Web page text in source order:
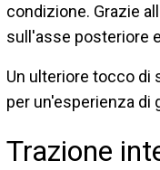
condizione. Grazie
sull'asse posteriore
Un ulteriore tocco di
per un'esperienza di
Trazione